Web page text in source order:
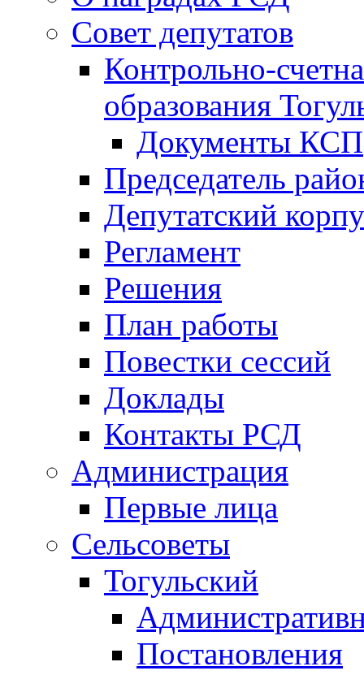
Совет депутатов
Контрольно-
образования
Документы КСП
Председатель
Депутатский
Регламент
Решения
План работы
Повестки сессий
Доклады
Контакты РСД
Администрация
Первые лица
Сельсоветы
Тогульский
Постановления